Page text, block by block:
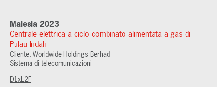
Malesia 2023
Centrale elettrica a ciclo combinato alimentata a gas di
Pulau Indah
Cliente: Worldwide Holdings Berhad
Sistema di telecomunicazioni
D1xL2F